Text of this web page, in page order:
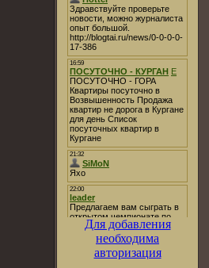
Для добавления
необходима
авторизация